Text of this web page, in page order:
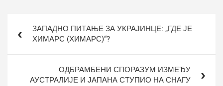
чланкаЗАПАДНО ПИТАЊЕ ЗА УКРАЈИНЦЕ: „ГДЕ ЈЕ
ХИМАРС (ХИМАРС)“?
ОДБРАМБЕНИ СПОРАЗУМ ИЗМЕЂУ
АУСТРАЛИЈЕ И ЈАПАНА СТУПИО НА СНАГУ